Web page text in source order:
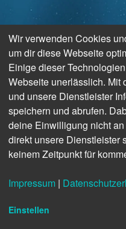
Wir verwenden Cookies
um dir diese Webseite
Einige dieser
Webseite unerlässlich. Mit
und unsere Dienstleister
speichern und abrufen.
deine Einwilligung nicht
direkt unsere Dienstleister
keinem Zeitpunkt für
Impressum |
Einstellen